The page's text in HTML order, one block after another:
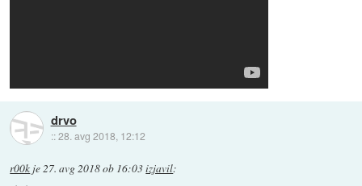
drvo
::28. avg 2018, 12:12
r00k je27. avg 2018 ob 16:03izjavil: